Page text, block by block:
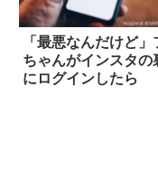
「最悪なんだけど」
ちゃんがインスタの
にログインしたら